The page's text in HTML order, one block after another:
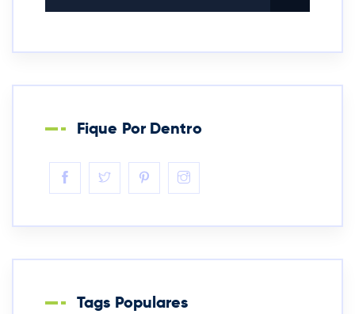
Fique Por Dentro
Tags Populares